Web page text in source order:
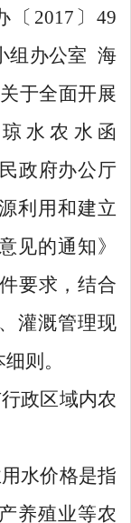
〔 2017 〕 49
组办公室 海
关于全面开展
琼水农水函
政府办公厅
利用和建立
见的通知》
要求 ，结合
灌溉管理现
则。
行政区域内农
用水价格是指
养殖业等农